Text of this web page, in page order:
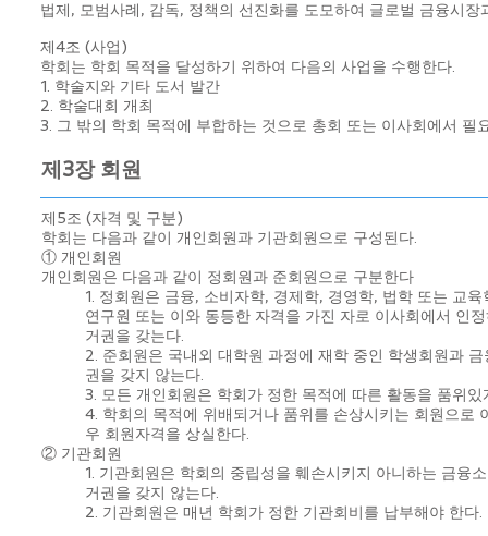
법제, 모범사례, 감독, 정책의 선진화를 도모하여 글로벌 금융시
제4조 (사업)
학회는 학회 목적을 달성하기 위하여 다음의 사업을 수행한다.
1. 학술지와 기타 도서 발간
2. 학술대회 개최
3. 그 밖의 학회 목적에 부합하는 것으로 총회 또는 이사회에서 필
제3장 회원
제5조 (자격 및 구분)
학회는 다음과 같이 개인회원과 기관회원으로 구성된다.
① 개인회원
개인회원은 다음과 같이 정회원과 준회원으로 구분한다
1. 정회원은 금융, 소비자학, 경제학, 경영학, 법학 또는 교
연구원 또는 이와 동등한 자격을 가진 자로 이사회에서 인
거권을 갖는다.
2. 준회원은 국내외 대학원 과정에 재학 중인 학생회원과
권을 갖지 않는다.
3. 모든 개인회원은 학회가 정한 목적에 따른 활동을 품위
4. 학회의 목적에 위배되거나 품위를 손상시키는 회원으로
우 회원자격을 상실한다.
② 기관회원
1. 기관회원은 학회의 중립성을 훼손시키지 아니하는 금융
거권을 갖지 않는다.
2. 기관회원은 매년 학회가 정한 기관회비를 납부해야 한다.